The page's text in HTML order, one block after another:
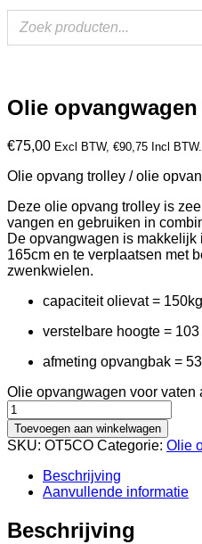
Olie
€75,00 Excl BTW, €90,75 Incl BTW.
Olie opvang trolley / olie
Deze olie opvang trolley is
vangen en gebruiken in
De opvangwagen is makkelijk
165cm en te verplaatsen met
zwenkwielen.
capaciteit olievat = 150kg
verstelbare hoogte =
afmeting opvangbak =
Olie opvangwagen voor vaten
Toevoegen aan winkelwagen
SKU: OT5CO Categorie: Olie
Beschrijving
Aanvullende informatie
Beschrijving